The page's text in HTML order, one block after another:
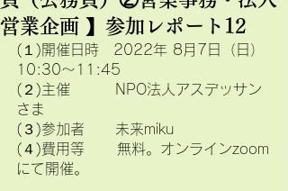
営業企画 】参加レポート12
(１)開催日時　2022年 8月7日（日）
10:30〜11:45
(２)主催  　　 NPO法人アスデッサン
さま
(３)参加者  　 未来miku
(４)費用等      無料。オンラインzoom
にて開催。